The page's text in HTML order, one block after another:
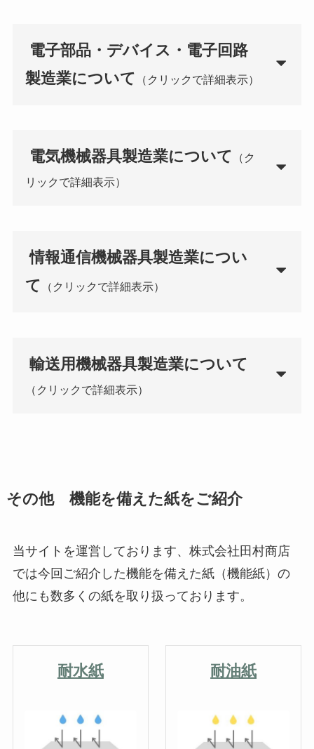
電子部品・デバイス・電子回路
製造業について （クリックで詳細表示）
電気機械器具製造業について
（ク
リックで詳細表示）
情報通信機械器具製造業につい
て
（クリックで詳細表示）
輸送用機械器具製造業について
（クリックで詳細表示）
その他 機能を備えた紙をご紹介
当サイトを運営しております、株式会社田村商店
では今回ご紹介した機能を備えた紙（機能紙）の
他にも数多くの紙を取り扱っております。
耐水紙 耐油紙